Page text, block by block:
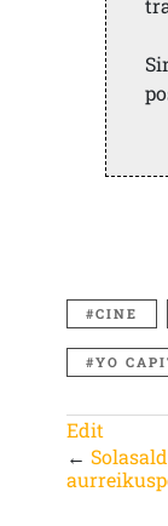
CINE
YO
Edit
←